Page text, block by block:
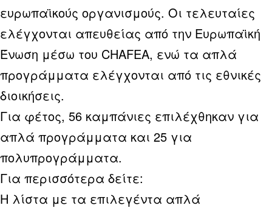
ευρωπαϊκούς οργανισμούς. Οι τελευταίες
ελέγχονται απευθείας από την Ευρωπαϊκή
Ένωση μέσω του CHAFEA, ενώ τα απλά
προγράμματα ελέγχονται από τις εθνικές
διοικήσεις.
Για φέτος, 56 καμπάνιες επιλέχθηκαν για
απλά προγράμματα και 25 για
πολυπρογράμματα.
Για περισσότερα δείτε:
Η λίστα με τα επιλεγέντα απλά